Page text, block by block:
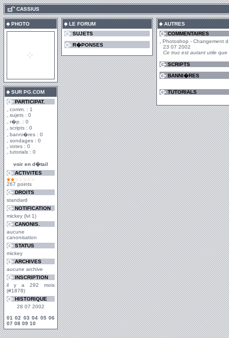
CASSIUS
PHOTO
SUR PG.COM
PARTICIPAT.
comm. : 1
sujets : 0
r�p. : 0
scripts : 0
banni�res : 0
sondages : 0
votes : 0
tutorials : 0
voir en d�tail
ACTIVITES
267 points
DROITS
standard
NOTIFICATION
mickey (lvl 1)
CANONIS.
aucune
canonisation
STATUS
mickey
ARCHIVES
aucune archive
INSCRIPTION
il y a 292 mois
(#1878)
HISTORIQUE
28 07 2002
01 02 03 04 05 06
07 08 09 10
LE FORUM
SUJETS
R�PONSES
AUTRES
COMMENTAIRES
Photoshop - Changement
23 07 2002
Ce truc est autant utile que
SCRIPTS
BANNI�RES
TUTORIALS